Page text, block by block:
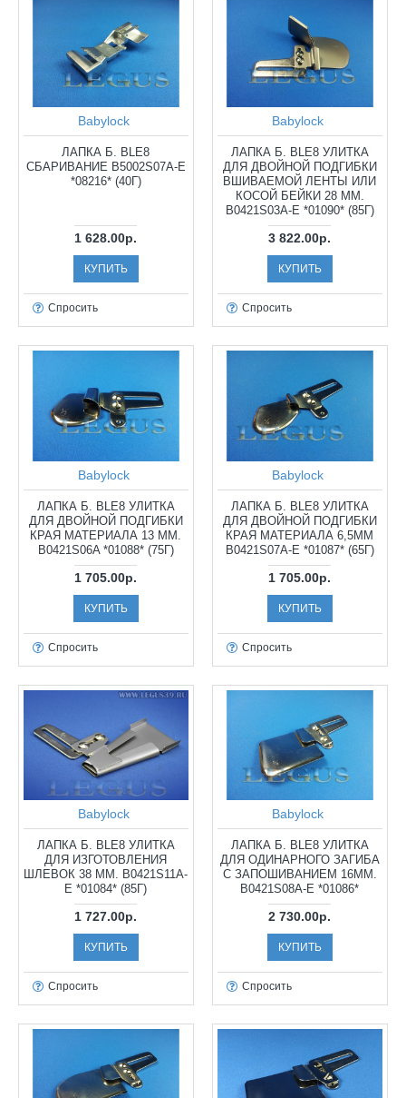
Babylock
ЛАПКА Б. BLE8
СБАРИВАНИЕ B5002S07A-E
*08216* (40Г)
1 628.00р.
КУПИТЬ
Спросить
Babylock
ЛАПКА Б. BLE8 УЛИТКА
ДЛЯ ДВОЙНОЙ ПОДГИБКИ
ВШИВАЕМОЙ ЛЕНТЫ ИЛИ
КОСОЙ БЕЙКИ 28 ММ.
B0421S03A-E *01090* (85Г)
3 822.00р.
КУПИТЬ
Спросить
Babylock
ЛАПКА Б. BLE8 УЛИТКА
ДЛЯ ДВОЙНОЙ ПОДГИБКИ
КРАЯ МАТЕРИАЛА 13 ММ.
B0421S06A *01088* (75Г)
1 705.00р.
КУПИТЬ
Спросить
Babylock
ЛАПКА Б. BLE8 УЛИТКА
ДЛЯ ДВОЙНОЙ ПОДГИБКИ
КРАЯ МАТЕРИАЛА 6,5ММ
B0421S07A-E *01087* (65Г)
1 705.00р.
КУПИТЬ
Спросить
Babylock
ЛАПКА Б. BLE8 УЛИТКА
ДЛЯ ИЗГОТОВЛЕНИЯ
ШЛЕВОК 38 ММ. B0421S11A-
E *01084* (85Г)
1 727.00р.
КУПИТЬ
Спросить
Babylock
ЛАПКА Б. BLE8 УЛИТКА
ДЛЯ ОДИНАРНОГО ЗАГИБА
С ЗАПОШИВАНИЕМ 16ММ.
B0421S08A-E *01086*
2 730.00р.
КУПИТЬ
Спросить